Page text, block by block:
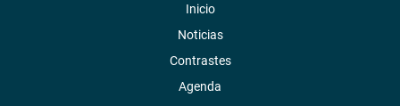
Inicio
Noticias
Contrastes
Agenda